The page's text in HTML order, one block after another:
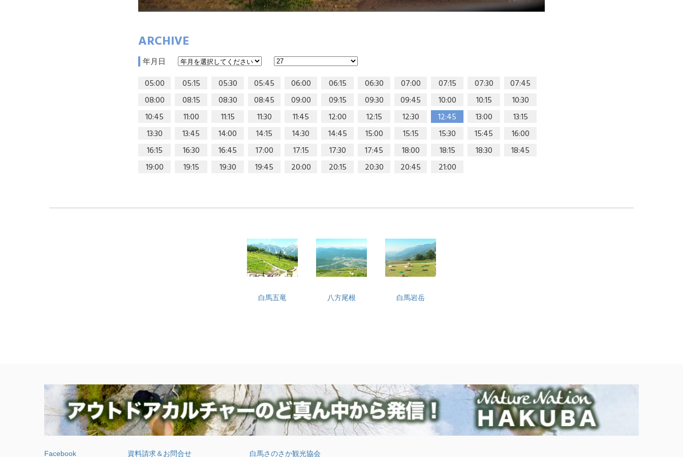
ARCHIVE
年月日
05:00 05:15 05:30 05:45 06:00 06:15 06:30 07:00 07:15 07:30
07:45
08:00
08:15 08:30 08:45 09:00 09:15 09:30 09:45 10:00 10:15
10:30
10:45
11:00 11:15 11:30 11:45 12:00 12:15 12:30 12:45 13:00
13:15
13:30
13:45 14:00 14:15 14:30 14:45 15:00 15:15 15:30 15:45
16:00
16:15
16:30 16:45 17:00 17:15 17:30 17:45 18:00 18:15 18:30
18:45
19:00
19:15 19:30 19:45 20:00 20:15 20:30 20:45 21:00
白馬五竜 八方尾根 白馬岩岳